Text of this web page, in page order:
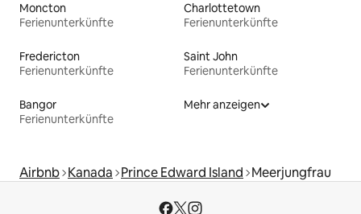
Moncton
Ferienunterkünfte
Charlottetown
Ferienunterkünfte
Fredericton
Ferienunterkünfte
Saint John
Ferienunterkünfte
Bangor
Ferienunterkünfte
Mehr anzeigen
Airbnb Kanada Prince Edward Island Meerjungfrau